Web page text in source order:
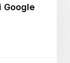
Google